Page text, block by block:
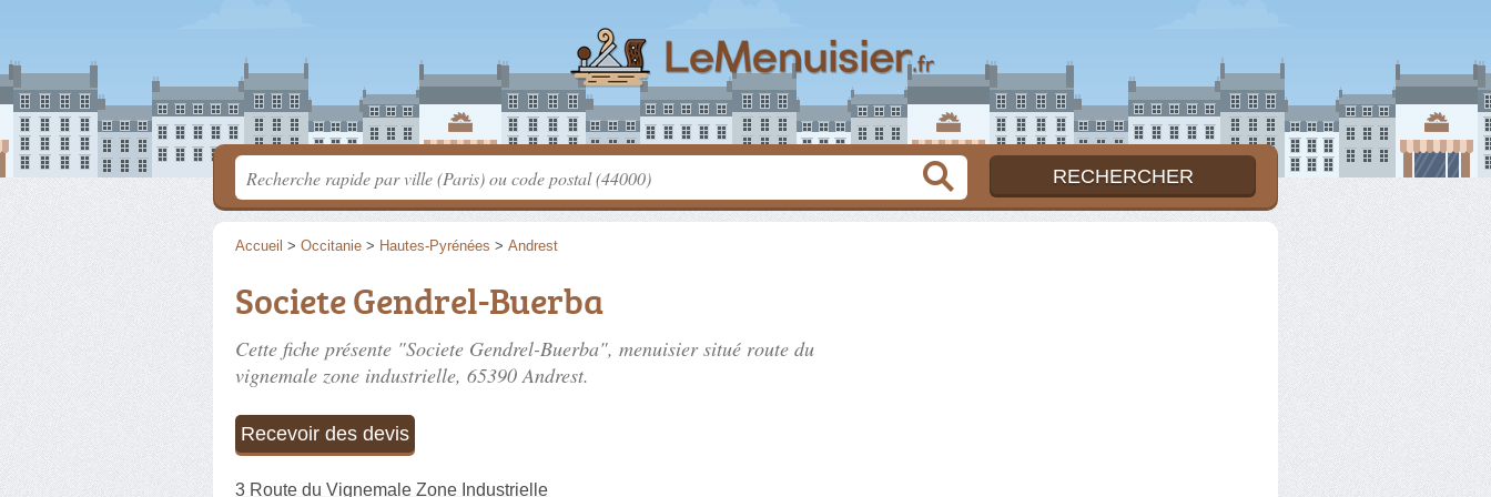
Accueil > Occitanie > Hautes-Pyrénées > Andrest
Societe Gendrel-Buerba
Cette fiche présente "Societe Gendrel-Buerba", menuisier situé route du
vignemale zone industrielle, 65390 Andrest.
Recevoir des devis
3 Route du Vignemale Zone Industrielle